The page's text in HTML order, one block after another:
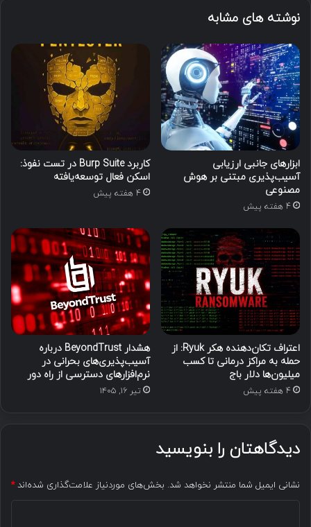
نوشته های مشابه
ابزارهای جانبی ارزیابی
آسیب‌پذیری مبتنی بر هوش
مصنوعی
4 هفته پیش
کاربرد Burp Suite در تست نفوذ:
اسکن فعال توسعه‌یافته
4 هفته پیش
اعتراف تکان‌دهنده هکر Ryuk: از
حمله به مراکز درمانی تا کسب
میلیون‌ها دلار باج
4 هفته پیش
هشدار BeyondTrust درباره
آسیب‌پذیری‌های بحرانی در
نرم‌افزارهای دسترسی از راه دور
تیر ۱۶, ۱۴۰۵
دیدگاهتان را بنویسید
نشانی ایمیل شما منتشر نخواهد شد. بخش‌های موردنیاز علامت‌گذاری شده‌اند*